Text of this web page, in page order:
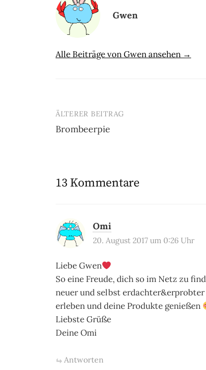
Gwen
Alle Beiträge von Gwen ansehen →
Beitrags-
Navigation
ÄLTERER BEITRAG
Brombeerpie
13 Kommentare
Omi
20. August 2017 um 0:26 Uhr
Liebe Gwen
So eine Freude, dich so im Netz zu
neuer und selbst erdachter&erprobter
erleben und deine Produkte genießen
Liebste Grüße
Deine Omi
Antworten